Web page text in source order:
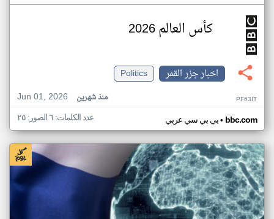
كأس العالم 2026
اخبار جزر القمر
Politics
Jun 01, 2026
منذ شهرين PF63IT
بي بي سي عربي• bbc.com عدد الكلمات: ٦ الصور: ٢٥